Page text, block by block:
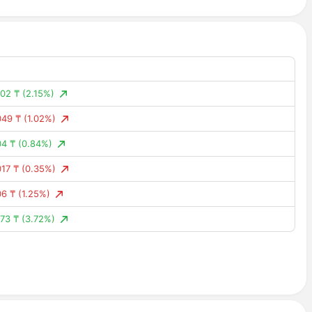
₸ (2.15%)
₸ (1.02%)
₸ (0.84%)
₸ (0.35%)
₸ (1.25%)
₸ (3.72%)